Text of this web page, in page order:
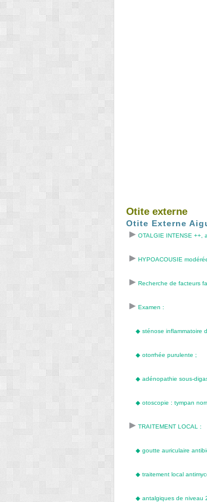
Otite externe
Otite Externe
OTALGIE INTENSE ++,
HYPOACOUSIE
Recherche de facteurs
Examen :
◆ sténose inflammatoire
◆ otorrhée purulente ;
◆ adénopathie sous-
◆ otoscopie : tympan
TRAITEMENT LOCAL :
◆ goutte auriculaire
◆ traitement local
◆ antalgiques de niveau